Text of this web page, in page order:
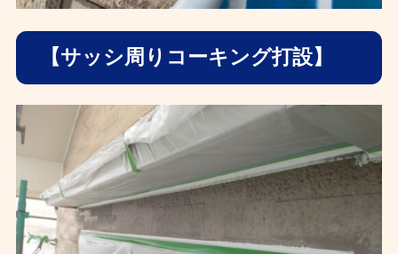
【サッシ周りコーキング打設】